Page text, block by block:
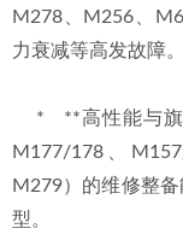
M278、M256、
力衰减等高发故障。
M177/178、
M279）的维修整
型。